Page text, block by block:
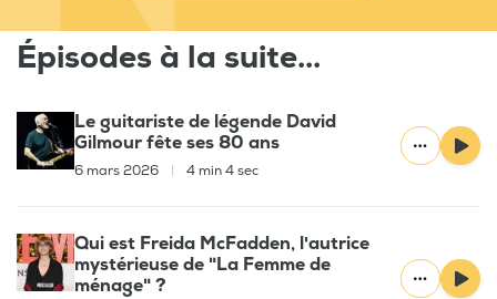
Épisodes à la suite...
Le guitariste de légende David
Gilmour fête ses 80 ans
6 mars 2026 4 min 4 sec
Qui est Freida McFadden, l'autrice
mystérieuse de "La Femme de
ménage" ?